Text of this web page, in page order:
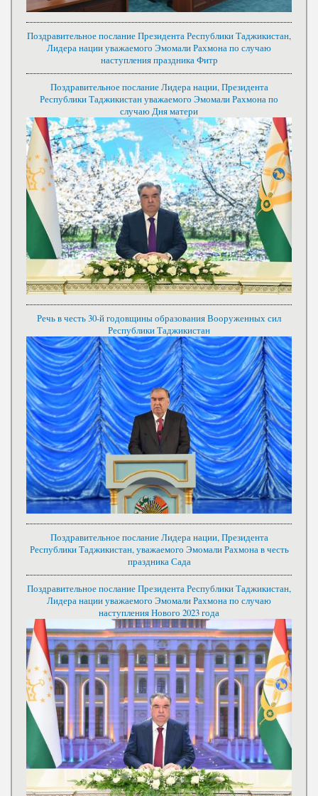
Поздравительное послание Президента Республики Таджикистан,
Лидера нации уважаемого Эмомали Рахмона по случаю
наступления праздника Фитр
Поздравительное послание Лидера нации, Президента
Республики Таджикистан уважаемого Эмомали Рахмона по
случаю Дня матери
Речь в честь 30-й годовщины образования Вооруженных сил
Республики Таджикистан
Поздравительное послание Лидера нации, Президента
Республики Таджикистан, уважаемого Эмомали Рахмона в честь
праздника Сада
Поздравительное послание Президента Республики Таджикистан,
Лидера нации уважаемого Эмомали Рахмона по случаю
наступления Нового 2023 года